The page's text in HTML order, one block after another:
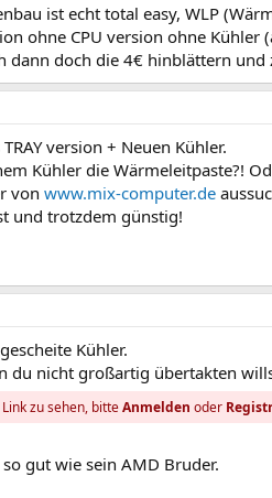
ist echt total easy, WLP
ohne CPU version ohne
dann doch die 4€ hinblättern
version + Neuen Kühler.
Kühler die Wärmeleitpaste?!
von www.mix-computer.de
und trotzdem günstig!
Kühler.
du nicht großartig übertakten
zu sehen, bitteAnmelden oder
gut wie sein AMD Bruder.